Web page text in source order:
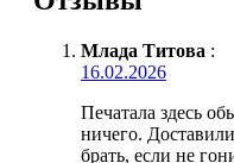
Млада Титова :
16.02.2026
Печатала здесь
ничего.
брать, если не